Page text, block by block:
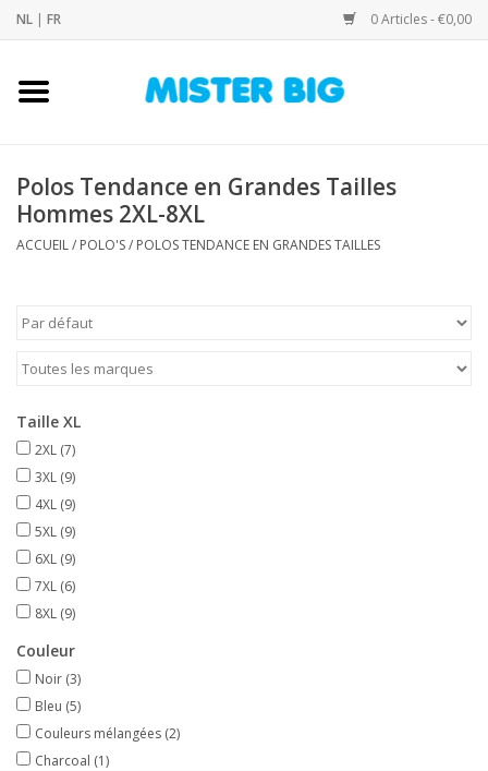
NL | FR 0 Articles - €0,00
Accueil
Notre Boutique
Polos Tendance en Grandes Tailles
Hommes 2XL-8XL
ACCUEIL/ POLO'S/ POLOS TENDANCE EN GRANDES TAILLES
Taille XL
2XL (7)
3XL (9)
4XL (9)
5XL (9)
6XL (9)
7XL (6)
8XL (9)
Couleur
Noir (3)
Bleu (5)
Couleurs mélangées (2)
Charcoal (1)